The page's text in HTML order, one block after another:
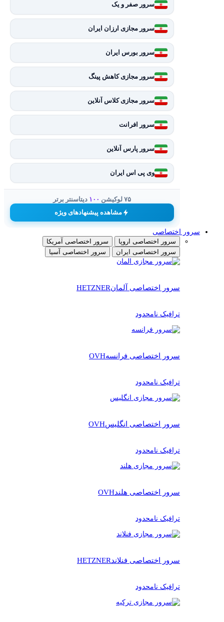
سرور صفر و یک
سرور مجازی ارزان ایران
سرور بورس ایران
سرور مجازی کاهش پینگ
سرور مجازی کلاس آنلاین
سرور افرانت
سرور پارس آنلاین
وی پی اس ایران
۷۵ لوکیشن ۱۰۰ دیتاسنتر برتر
مشاهده پیشنهادهای ویژه
سرور اختصاصی
سرور اختصاصی اروپا
سرور اختصاصی آمریکا
سرور اختصاصی ایران
سرور اختصاصی آسیا
سرور اختصاصی آلمانHETZNER
ترافیک نامحدود
سرور اختصاصی فرانسهOVH
ترافیک نامحدود
سرور اختصاصی انگلیسOVH
ترافیک نامحدود
سرور اختصاصی هلندOVH
ترافیک نامحدود
سرور اختصاصی فنلاندHETZNER
ترافیک نامحدود